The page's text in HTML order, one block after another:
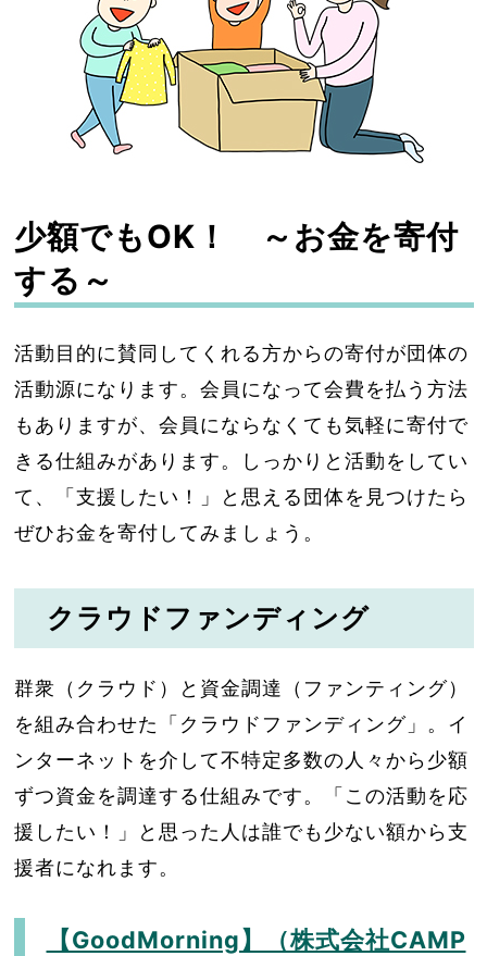
少額でもOK！ ～お金を寄付
する～
活動目的に賛同してくれる方からの寄付が団体の
活動源になります。会員になって会費を払う方法
もありますが、会員にならなくても気軽に寄付で
きる仕組みがあります。しっかりと活動をしてい
て、「支援したい！」と思える団体を見つけたら
ぜひお金を寄付してみましょう。
クラウドファンディング
群衆（クラウド）と資金調達（ファンティング）
を組み合わせた「クラウドファンディング」。イ
ンターネットを介して不特定多数の人々から少額
ずつ資金を調達する仕組みです。「この活動を応
援したい！」と思った人は誰でも少ない額から支
援者になれます。
【GoodMorning】（株式会社CAMP